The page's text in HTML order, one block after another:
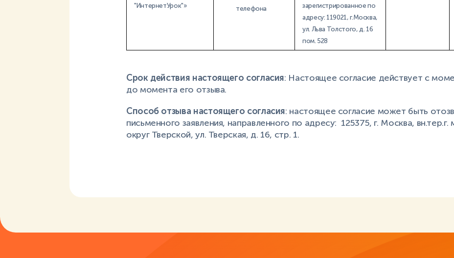
"ИнтернетУрок"»
телефона
зарегистрированное по
адресу: 119021, г.Москва,
ул. Льва Толстого, д. 16
пом. 528
Срок действия настоящего согласия: Настоящее согласие действует с
до момента его отзыва.
Способ отзыва настоящего согласия: настоящее согласие может быть
письменного заявления, направленного по адресу: 125375, г. Москва, вн.тер.г.
округ Тверской, ул. Тверская, д. 16, стр. 1.